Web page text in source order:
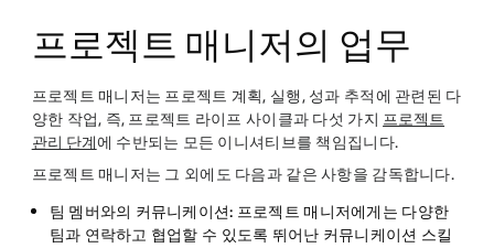
프로젝트 매니저의 업무
프로젝트 매니저는 프로젝트 계획, 실행, 성과 추적에 관련된 다
양한 작업, 즉, 프로젝트 라이프 사이클과 다섯 가지 프로젝트
관리 단계에 수반되는 모든 이니셔티브를 책임집니다.
프로젝트 매니저는 그 외에도 다음과 같은 사항을 감독합니다.
팀 멤버와의 커뮤니케이션: 프로젝트 매니저에게는 다양한
팀과 연락하고 협업할 수 있도록 뛰어난 커뮤니케이션 스킬